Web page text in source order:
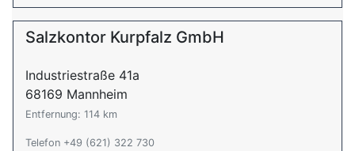
Salzkontor Kurpfalz GmbH
Industriestraße 41a
68169 Mannheim
Entfernung: 114 km
Telefon +49 (621) 322 730